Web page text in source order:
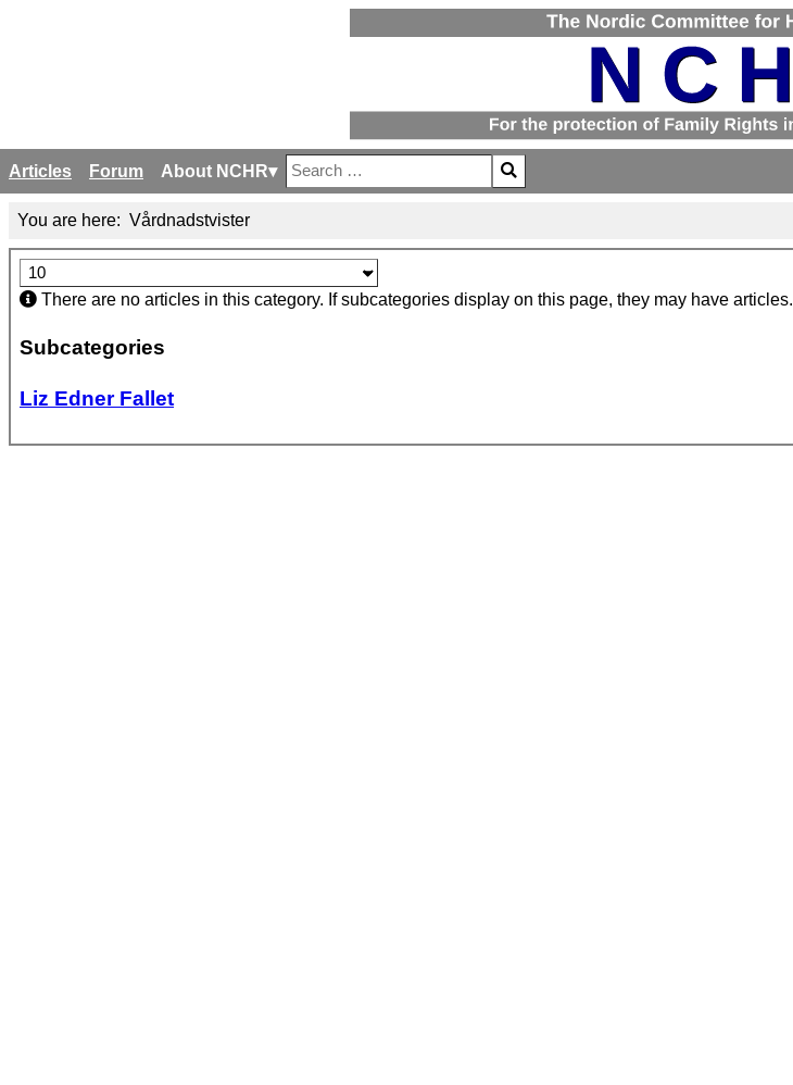
Articles Forum About NCHR
Search
Type 2 or more characters for results.
You are here: Vårdnadstvister
Display #
Info
There are no articles in this category. If subcategories display on this page, they may have articles.
Subcategories
Liz Edner Fallet